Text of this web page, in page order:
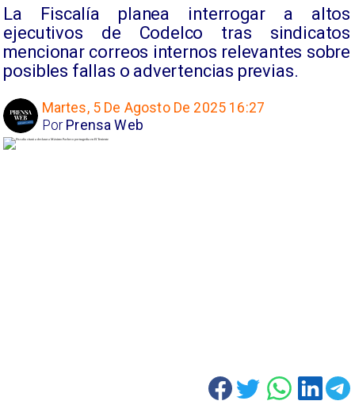
La Fiscalía planea interrogar a altos
ejecutivos de Codelco tras sindicatos
mencionar correos internos relevantes sobre
posibles fallas o advertencias previas.
Martes, 5 De Agosto De 2025 16:27
Prensa Web
Por